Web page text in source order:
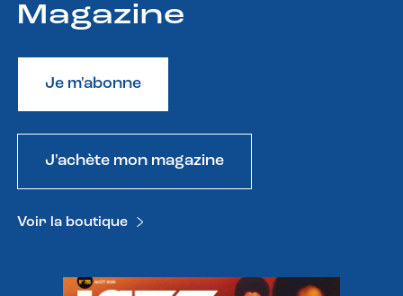
Magazine
Je m'abonne
J'achète mon magazine
Voir la boutique